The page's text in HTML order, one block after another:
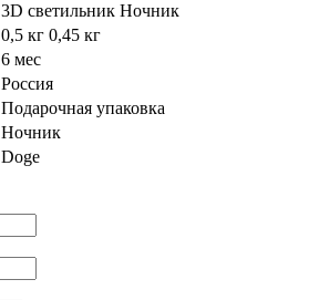
3D светильник Ночник
0,5 кг 0,45 кг
6 мес
Россия
Подарочная упаковка
Ночник
Doge